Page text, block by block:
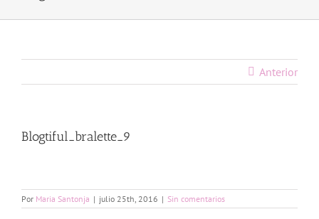
Anterior
Blogtiful_bralette_9
Por Maria Santonja | julio 25th, 2016 | Sin comentarios